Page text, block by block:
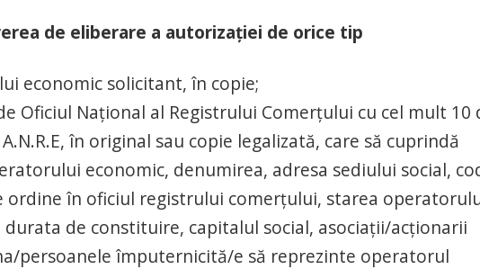
de eliberare a autorizaţiei de orice tip
economic solicitant, în copie;
Oficiul Național al Registrului Comerțului cu cel mult 10
în original sau copie legalizată, care să cuprindă
economic, denumirea, adresa sediului social,
ordine în oficiul registrului comerțului, starea
de constituire, capitalul social, asociații/acționarii
persoanele împuternicită/e să reprezinte operatorul